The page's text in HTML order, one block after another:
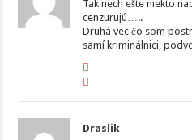
Tak nech ešte niekto
cenzurujú…..
Druhá vec čo som
samí kriminálnici,
Draslik